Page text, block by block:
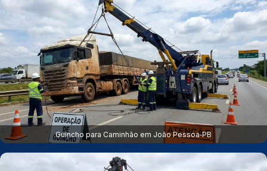
Guincho para Caminhão em João Pessoa‑PB